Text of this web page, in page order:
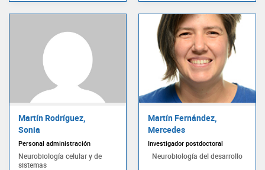
Martín Rodríguez,
Sonia
Personal administración
Neurobiología celular y de
sistemas
Martín Fernández,
Mercedes
Investigador postdoctoral
Neurobiología del desarrollo